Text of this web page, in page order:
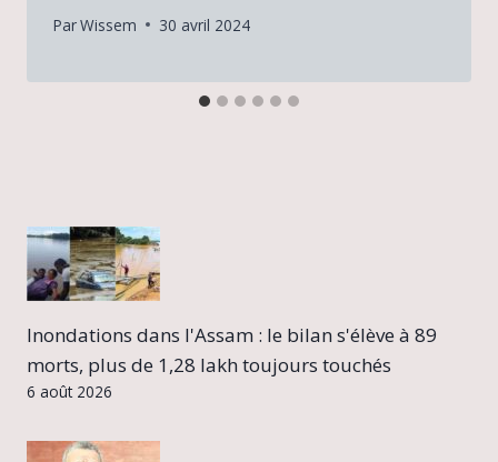
ParWissem 30 avril 2024
Inondations dans l'Assam : le bilan s'élève à 89
morts, plus de 1,28 lakh toujours touchés
6 août 2026